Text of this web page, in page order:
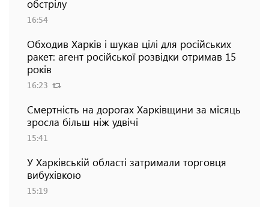
обстрілу
16:54
Обходив Харків і шукав цілі для російських
ракет: агент російської розвідки отримав 15
років
16:23
Смертність на дорогах Харківщини за місяць
зросла більш ніж удвічі
15:41
У Харківській області затримали торговця
вибухівкою
15:19